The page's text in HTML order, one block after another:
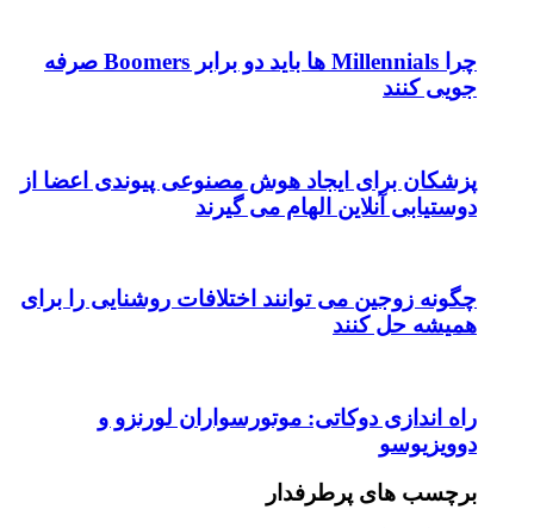
چرا Millennials ها باید دو برابر Boomers صرفه
جویی کنند
پزشکان برای ایجاد هوش مصنوعی پیوندی اعضا از
دوستیابی آنلاین الهام می گیرند
چگونه زوجین می توانند اختلافات روشنایی را برای
همیشه حل کنند
راه اندازی دوکاتی: موتورسواران لورنزو و
دوویزیوسو
برچسب های پرطرفدار